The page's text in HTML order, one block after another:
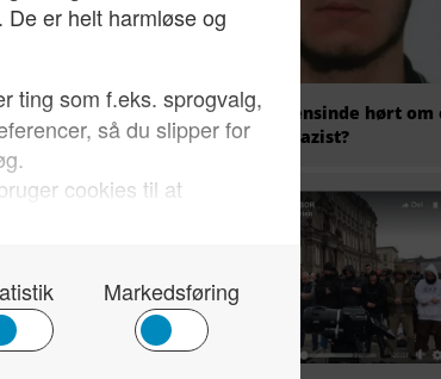
er
med
meget
der
hvem
Hvem har nogensinde hørt om
radikaliseret nazist?